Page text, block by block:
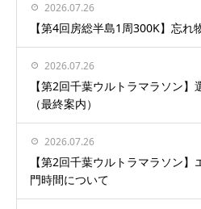
2026.07.26
【第4回房総半島1周300K】忘れ
2026.07.26
【第2回千葉ウルトラマラソン
（最終案内）
2026.07.26
【第2回千葉ウルトラマラソン
門時間について